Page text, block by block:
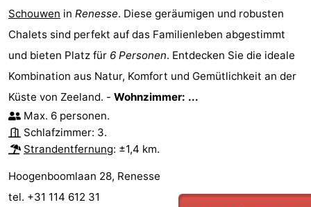
Schouwen in Renesse. Diese geräumigen und robusten
Chalets sind perfekt auf das Familienleben abgestimmt
und bieten Platz für 6 Personen. Entdecken Sie die ideale
Kombination aus Natur, Komfort und Gemütlichkeit an der
Küste von Zeeland. - Wohnzimmer: ...
Max. 6 personen.
Schlafzimmer: 3.
Strandentfernung: ±1,4 km.
Hoogenboomlaan 28, Renesse
tel. +31 114 612 31